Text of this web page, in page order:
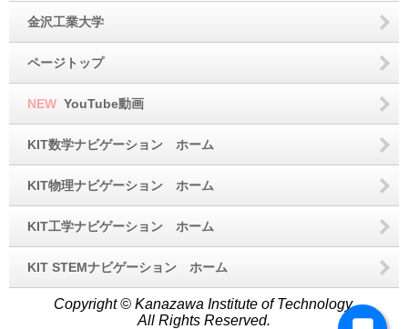
金沢工業大学
ページトップ
NEW YouTube動画
KIT数学ナビゲーション ホーム
KIT物理ナビゲーション ホーム
KIT工学ナビゲーション ホーム
KIT STEMナビゲーション ホーム
Copyright © Kanazawa Institute of Technology.
All Rights Reserved.